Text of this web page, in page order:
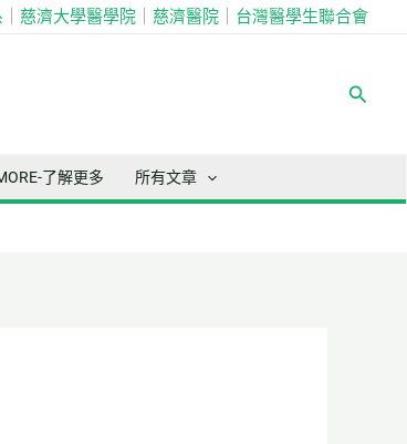
慈濟大學醫學院 慈濟醫院 台灣醫學生聯合會
搜
了解更多 所有文章